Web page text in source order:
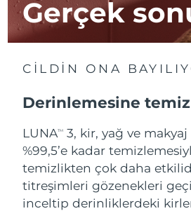
Gerçek
CİLDİN ONA
Derinlemesine
LUNATM
3, kir, yağ ve makyaj
%99,5’e kadar
temizlikten çok daha
titreşimleri gözenekleri
inceltip derinliklerdeki
Çin Makao ÖİB
Malezya
Malta
Meksika
Monako
Hollanda